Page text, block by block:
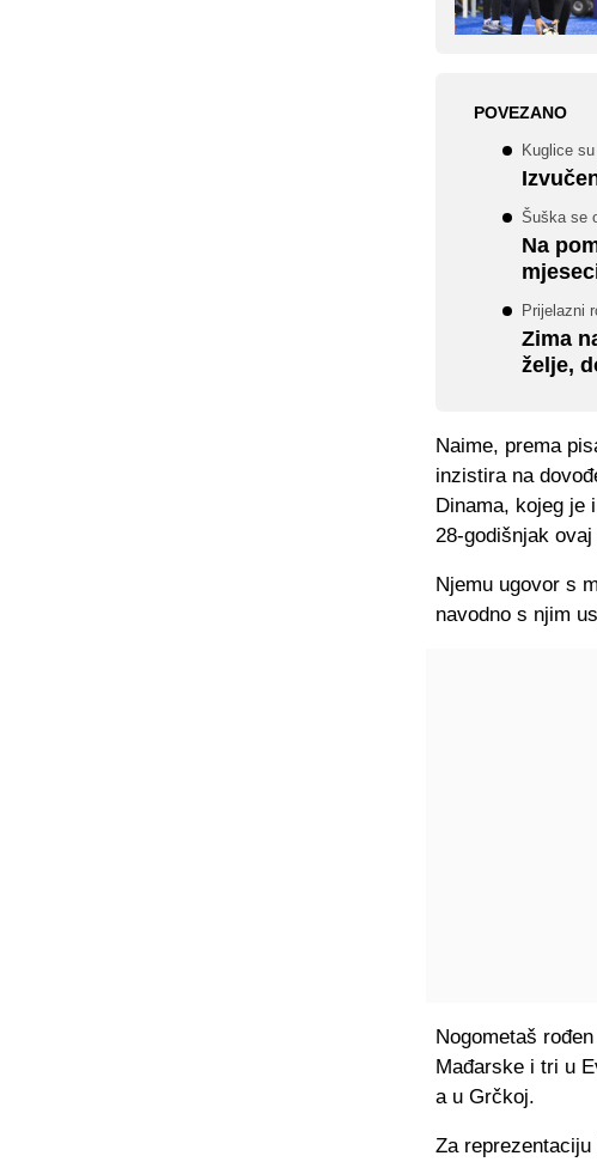
POVEZANO
Kuglice
Šuška se
Na
Prijelazni
Zima
želje,
Naime, prema
inzistira na
Dinama, kojeg je
28-godišnjak
Njemu ugovor s
navodno s njim
Nogometaš
Mađarske i tri u
a u Grčkoj.
Za